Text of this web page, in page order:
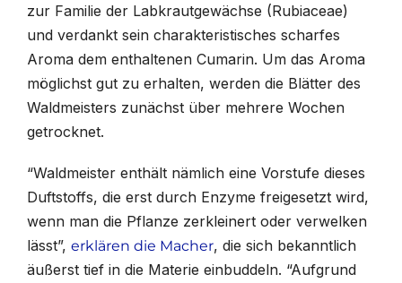
zur Familie der Labkrautgewächse (Rubiaceae)
und verdankt sein charakteristisches scharfes
Aroma dem enthaltenen Cumarin. Um das Aroma
möglichst gut zu erhalten, werden die Blätter des
Waldmeisters zunächst über mehrere Wochen
getrocknet.
“Waldmeister enthält nämlich eine Vorstufe dieses
Duftstoffs, die erst durch Enzyme freigesetzt wird,
wenn man die Pflanze zerkleinert oder verwelken
lässt”, erklären die Macher, die sich bekanntlich
äußerst tief in die Materie einbuddeln. “Aufgrund